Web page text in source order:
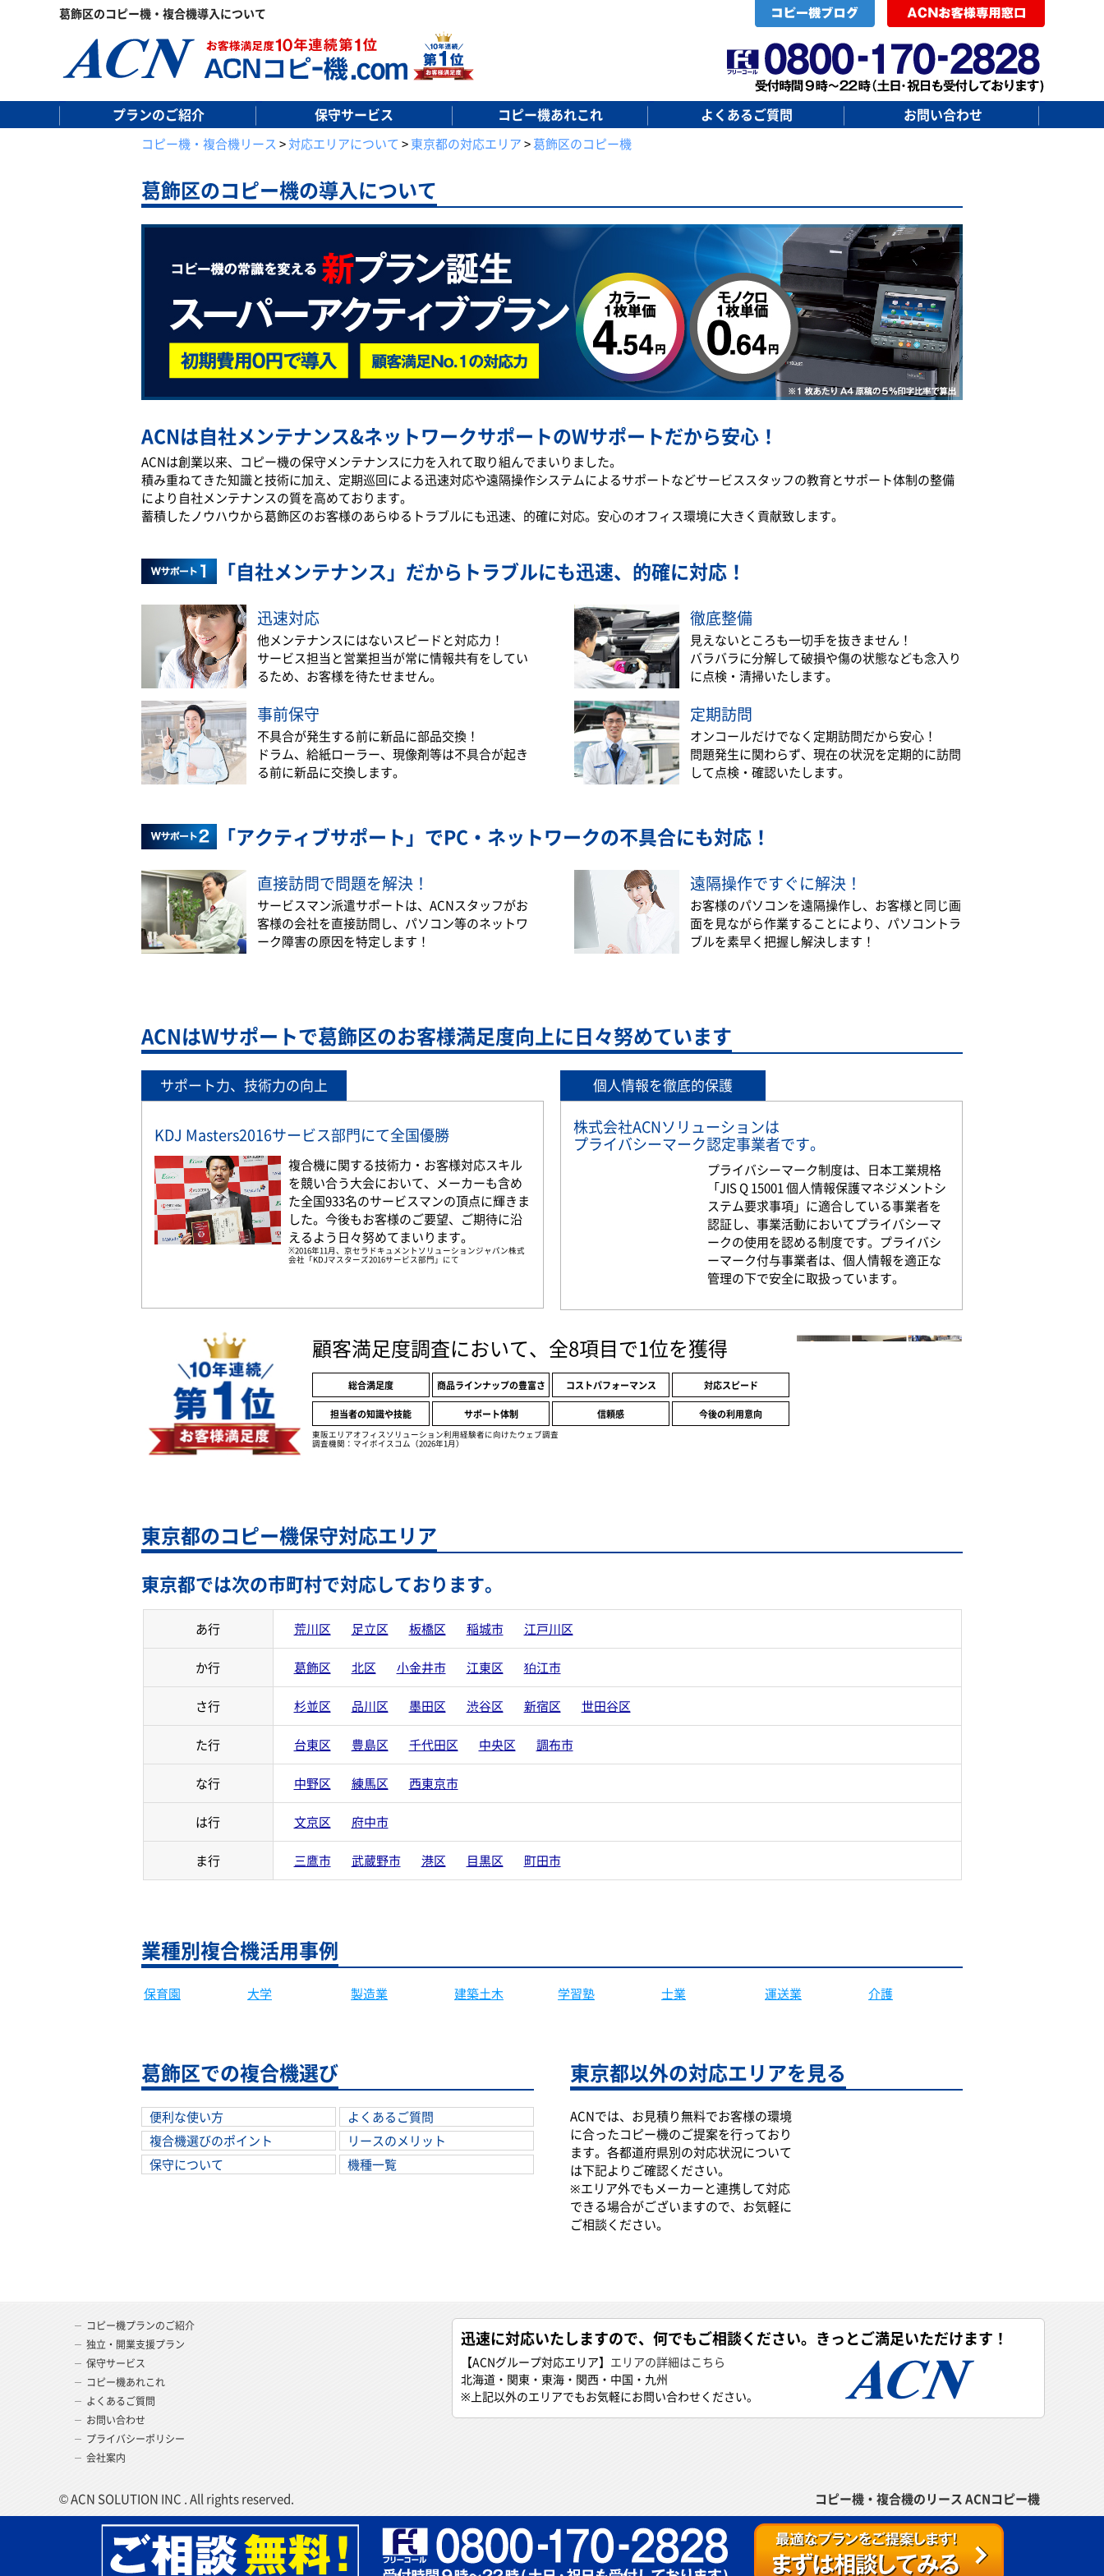
葛飾区のコピー機・複合機導入について
プランのご紹介 保守サービス コピー機あれこれ よくあるご質問 お問い合わせ
コピー機・複合機リース >対応エリアについて>東京都の対応エリア>葛飾区のコピー機
葛飾区のコピー機の導入について
ACNは自社メンテナンス&ネットワークサポートのWサポートだから安心！
ACNは創業以来、コピー機の保守メンテナンスに力を入れて取り組んでまいりました。
積み重ねてきた知識と技術に加え、定期巡回による迅速対応や遠隔操作システムによるサポートなどサービススタッフの教育とサポート体制の整備
により自社メンテナンスの質を高めております。
蓄積したノウハウから葛飾区のお客様のあらゆるトラブルにも迅速、的確に対応。安心のオフィス環境に大きく貢献致します。
「自社メンテナンス」だから トラブルにも迅速、的確に対応！
迅速対応
他メンテナンスにはないスピードと対応力！
サービス担当と営業担当が常に情報共有をしてい
るため、お客様を待たせません。
徹底整備
見えないところも一切手を抜きません！
バラバラに分解して破損や傷の状態なども念入り
に点検・清掃いたします。
事前保守
不具合が発生する前に新品に部品交換！
ドラム、給紙ローラー、現像剤等は不具合が起き
る前に新品に交換します。
定期訪問
オンコールだけでなく定期訪問だから安心！
問題発生に関わらず、現在の状況を定期的に訪問
して点検・確認いたします。
「アクティブサポート」でPC・ネットワークの不具合にも対応！
直接訪問で問題を解決！
サービスマン派遣サポートは、ACNスタッフがお
客様の会社を直接訪問し、パソコン等のネットワ
ーク障害の原因を特定します！
遠隔操作ですぐに解決！
お客様のパソコンを遠隔操作し、お客様と同じ画
面を見ながら作業することにより、パソコントラ
ブルを素早く把握し解決します！
ACNはWサポートで葛飾区のお客様満足度向上に日々努めています
サポート力、技術力の向上
KDJ Masters2016サービス部門にて全国優勝
複合機に関する技術力・お客様対応スキル
を競い合う大会において、メーカーも含め
た全国933名のサービスマンの頂点に輝きま
した。今後もお客様のご要望、ご期待に沿
えるよう日々努めてまいります。
※2016年11月、京セラドキュメントソリューションジャパン株式
会社「KDJマスターズ2016サービス部門」にて
個人情報を徹底的保護
株式会社ACNソリューションは
プライバシーマーク認定事業者です。
プライバシーマーク制度は、日本工業規格
「JIS Q 15001 個人情報保護マネジメントシ
ステム要求事項」に適合している事業者を
認証し、事業活動においてプライバシーマ
ークの使用を認める制度です。プライバシ
ーマーク付与事業者は、個人情報を適正な
管理の下で安全に取扱っています。
顧客満足度調査において、全8項目で1位を獲得
総合満足度 商品ラインナップの豊富さ コストパフォーマンス 対応スピード
担当者の知識や技能 サポート体制 信頼感 今後の利用意向
東阪エリアオフィスソリューション利用経験者に向けたウェブ調査
調査機関：マイボイスコム（2026年1月）
東京都のコピー機保守対応エリア
東京都では次の市町村で対応しております。
あ行 荒川区 足立区 板橋区 稲城市 江戸川区
か行 葛飾区 北区 小金井市 江東区 狛江市
さ行 杉並区 品川区 墨田区 渋谷区 新宿区 世田谷区
た行 台東区 豊島区 千代田区 中央区 調布市
な行 中野区 練馬区 西東京市
は行 文京区 府中市
ま行 三鷹市 武蔵野市 港区 目黒区 町田市
業種別複合機活用事例
保育園 大学 製造業 建築土木 学習塾 士業 運送業 介護
葛飾区での複合機選び
便利な使い方
よくあるご質問
複合機選びのポイント
リースのメリット
保守について
機種一覧
東京都以外の対応エリアを見る
ACNでは、お見積り無料でお客様の環境
に合ったコピー機のご提案を行っており
ます。各都道府県別の対応状況について
は下記よりご確認ください。
※エリア外でもメーカーと連携して対応
できる場合がございますので、お気軽に
ご相談ください。
コピー機プランのご紹介
独立・開業支援プラン
保守サービス
コピー機あれこれ
よくあるご質問
お問い合わせ
プライバシーポリシー
会社案内
迅速に対応いたしますので、何でもご相談ください。きっとご満足いただけます！
【ACNグループ対応エリア】 エリアの詳細はこちら
北海道・関東・東海・関西・中国・九州
※上記以外のエリアでもお気軽にお問い合わせください。
© ACN SOLUTION INC . All rights reserved. コピー機・複合機のリース ACNコピー機